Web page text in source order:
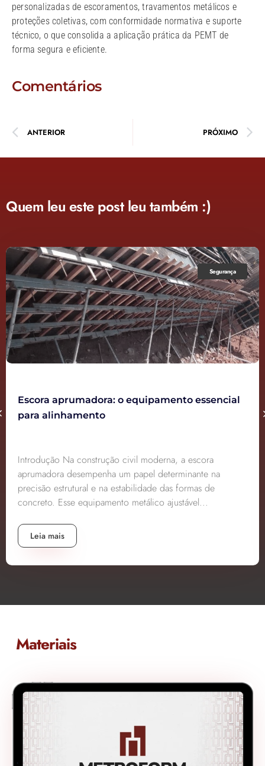
personalizadas de escoramentos, travamentos metálicos e
proteções coletivas, com conformidade normativa e suporte
técnico, o que consolida a aplicação prática da PEMT de
forma segura e eficiente.
Comentários
ANTERIOR PRÓXIMO
Quem leu este post leu também :)
Segurança
Escora aprumadora: o equipamento essencial
para alinhamento
Introdução Na construção civil moderna, a escora
aprumadora desempenha um papel determinante na
precisão estrutural e na estabilidade das formas de
concreto. Esse equipamento metálico ajustável...
Leia mais
Materiais